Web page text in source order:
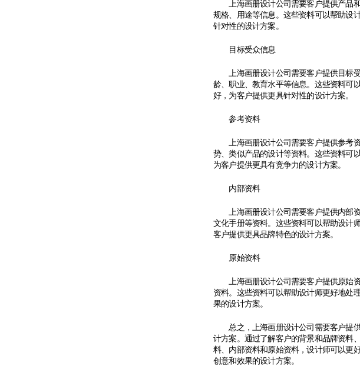
上海画册设计公司需要客户提供产品和
规格、用途等信息。这些资料可以帮助设
针对性的设计方案。
目标受众信息
上海画册设计公司需要客户提供目标受
龄、职业、教育水平等信息。这些资料可
好，为客户提供更具针对性的设计方案。
参考资料
上海画册设计公司需要客户提供参考资
势、类似产品的设计等资料。这些资料可
为客户提供更具有竞争力的设计方案。
内部资料
上海画册设计公司需要客户提供内部资
文化手册等资料。这些资料可以帮助设计
客户提供更具品牌特色的设计方案。
原始资料
上海画册设计公司需要客户提供原始资
资料。这些资料可以帮助设计师更好地处
果的设计方案。
总之，上海画册设计公司需要客户提供
计方案。通过了解客户的背景和品牌资料
料、内部资料和原始资料，设计师可以更
创意和效果的设计方案。